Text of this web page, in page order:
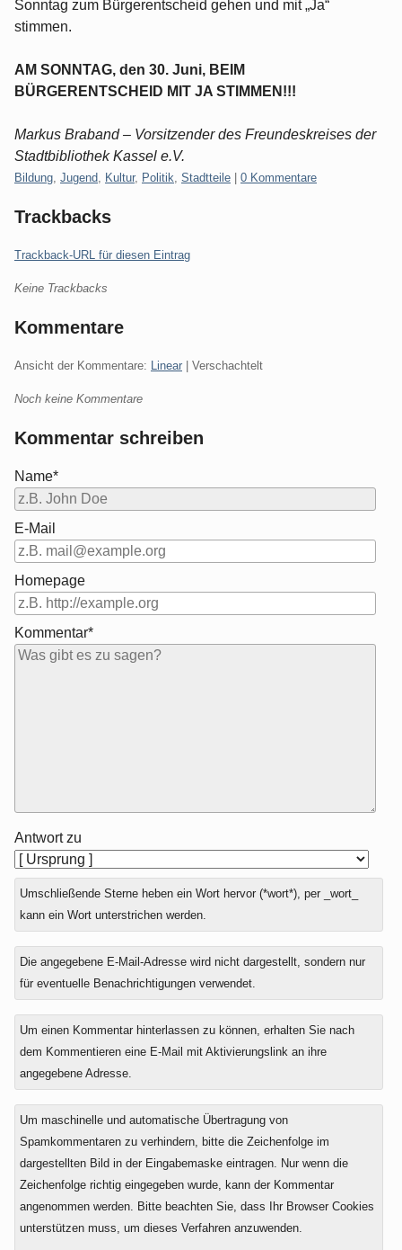
Sonntag zum Bürgerentscheid gehen und mit „Ja“
stimmen.
AM SONNTAG, den 30. Juni, BEIM
BÜRGERENTSCHEID MIT JA STIMMEN!!!
Markus Braband – Vorsitzender des Freundeskreises der
Stadtbibliothek Kassel e.V.
Kategorien:
Bildung Jugend Kultur, Politik Stadtteile 0 Kommentare
Trackbacks
Trackback-URL für diesen Eintrag
Keine Trackbacks
Kommentare
Ansicht der Kommentare: Linear | Verschachtelt
Noch keine Kommentare
Kommentar schreiben
Name*
E-Mail
Homepage
Kommentar*
Antwort zu
Umschließende Sterne heben ein Wort hervor (*wort*), per _wort_
kann ein Wort unterstrichen werden.
Die angegebene E-Mail-Adresse wird nicht dargestellt, sondern nur
für eventuelle Benachrichtigungen verwendet.
Um einen Kommentar hinterlassen zu können, erhalten Sie nach
dem Kommentieren eine E-Mail mit Aktivierungslink an ihre
angegebene Adresse.
Um maschinelle und automatische Übertragung von
Spamkommentaren zu verhindern, bitte die Zeichenfolge im
dargestellten Bild in der Eingabemaske eintragen. Nur wenn die
Zeichenfolge richtig eingegeben wurde, kann der Kommentar
angenommen werden. Bitte beachten Sie, dass Ihr Browser Cookies
unterstützen muss, um dieses Verfahren anzuwenden.